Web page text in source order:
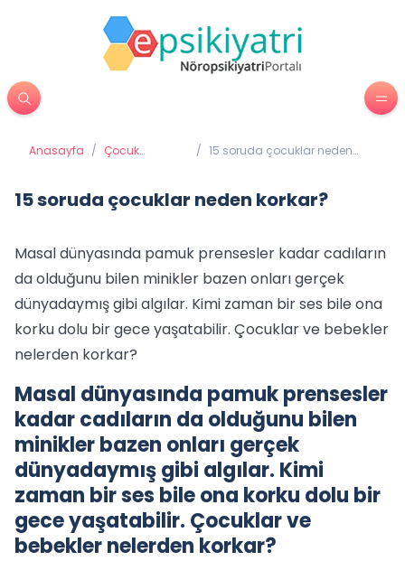
Anasayfa / Çocuk
/ 15 soruda çocuklar neden
15 soruda çocuklar neden korkar?
Masal dünyasında pamuk prensesler kadar cadıların
da olduğunu bilen minikler bazen onları gerçek
dünyadaymış gibi algılar. Kimi zaman bir ses bile ona
korku dolu bir gece yaşatabilir. Çocuklar ve bebekler
nelerden korkar?
Masal dünyasında pamuk prensesler
kadar cadıların da olduğunu bilen
minikler bazen onları gerçek
dünyadaymış gibi algılar. Kimi
zaman bir ses bile ona korku dolu bir
gece yaşatabilir. Çocuklar ve
bebekler nelerden korkar?